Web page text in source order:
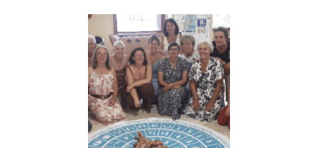
RECHERCHER
S'ABONNER
S'INSCRIRE À LA NEWSLETTER
FACEBOOKINSTAGRAM
LINKEDINYOUTUBE